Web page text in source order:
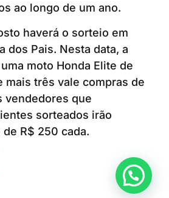
ao longo de um ano.
haverá o sorteio em
dos Pais. Nesta data, a
moto Honda Elite de
mais três vale compras de
vendedores que
sorteados irão
R$ 250 cada.
matéria